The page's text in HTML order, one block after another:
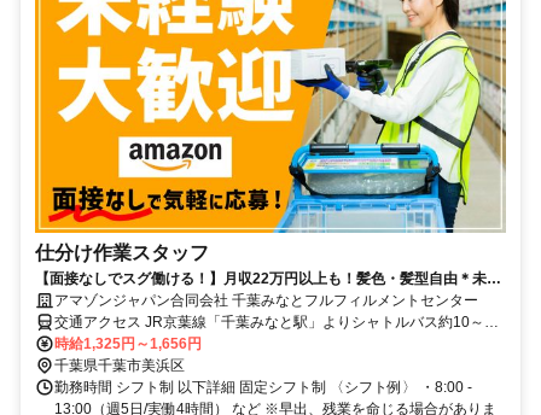
仕分け作業スタッフ
【面接なしでスグ働ける！】月収22万円以上も！髪色・髪型自由＊未経
験OK！Amazon直接雇用のレア求人です◎長期で安定雇用可能！時給
UP！
アマゾンジャパン合同会社 千葉みなとフルフィルメントセンター
交通アクセス JR京葉線「千葉みなと駅」よりシャトルバス約10～15
分 JR総武線本線「千葉駅」よりシャトルバス約20～30分 ※シャトル
バス運行あり ※自転車通勤可 ※車通勤可、バイク通勤不可
時給1,325円～1,656円
千葉県千葉市美浜区
勤務時間 シフト制 以下詳細 固定シフト制 〈シフト例〉 ・8:00 -
13:00（週5日/実働4時間） など ※早出、残業を命じる場合がありま